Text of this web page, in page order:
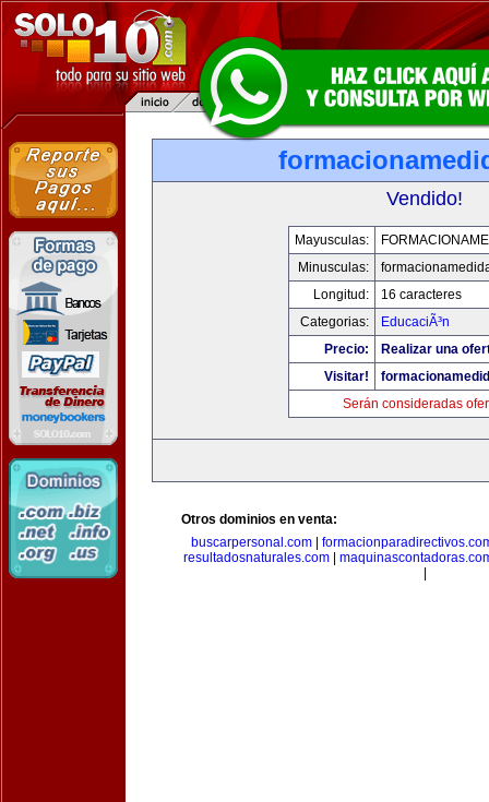
Vendido!
Mayusculas:
Minusculas:
Longitud:
16 caracteres
Categorias:
EducaciÃ³n
Precio:
Realizar una
Visitar!
Serán consideradas
Otros dominios en venta:
buscarpersonal.com|
resultadosnaturales.com|